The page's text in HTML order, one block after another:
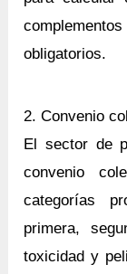
obligatorios.
2. Convenio
El sector de
convenio
categorías
primera,
toxicidad y